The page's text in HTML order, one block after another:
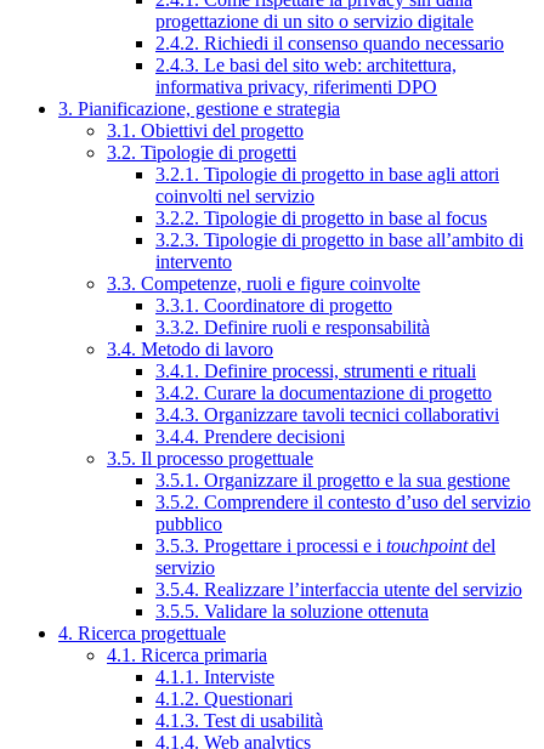
progettazione di un sito o servizio digitale
2.4.2. Richiedi il consenso quando necessario
2.4.3. Le basi del sito web: architettura,
informativa privacy, riferimenti DPO
3. Pianificazione, gestione e strategia
3.1. Obiettivi del progetto
3.2. Tipologie di progetti
3.2.1. Tipologie di progetto in base agli attori
coinvolti nel servizio
3.2.2. Tipologie di progetto in base al focus
3.2.3. Tipologie di progetto in base all’ambito di
intervento
3.3. Competenze, ruoli e figure coinvolte
3.3.1. Coordinatore di progetto
3.3.2. Definire ruoli e responsabilità
3.4. Metodo di lavoro
3.4.1. Definire processi, strumenti e rituali
3.4.2. Curare la documentazione di progetto
3.4.3. Organizzare tavoli tecnici collaborativi
3.4.4. Prendere decisioni
3.5. Il processo progettuale
3.5.1. Organizzare il progetto e la sua gestione
3.5.2. Comprendere il contesto d’uso del servizio
pubblico
3.5.3. Progettare i processi e i touchpointdel
servizio
3.5.4. Realizzare l’interfaccia utente del servizio
3.5.5. Validare la soluzione ottenuta
4. Ricerca progettuale
4.1. Ricerca primaria
4.1.1. Interviste
4.1.2. Questionari
4.1.3. Test di usabilità
4.1.4. Web analytics